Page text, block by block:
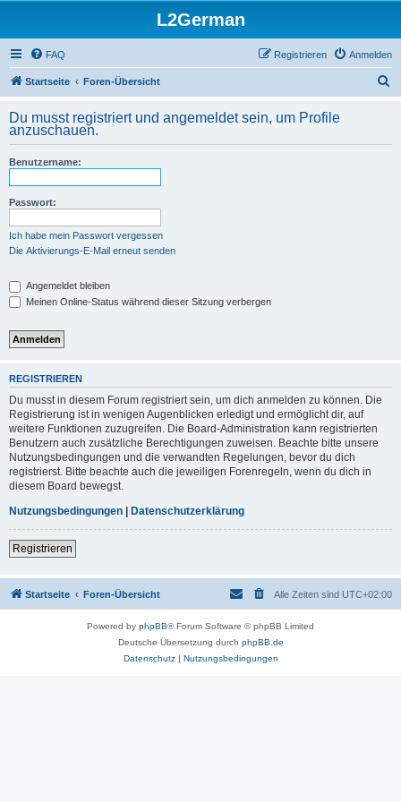
L2German
FAQ Anmelden
Registrieren
Startseite Foren-Übersicht
h
Du musst registriert und angemeldet sein, um Profile
anzuschauen.
Benutzername:
Passwort:
Ich habe mein Passwort vergessen
Die Aktivierungs-E-Mail erneut senden
Angemeldet bleiben
Meinen Online-Status während dieser Sitzung verbergen
REGISTRIEREN
Du musst in diesem Forum registriert sein, um dich anmelden zu können. Die
Registrierung ist in wenigen Augenblicken erledigt und ermöglicht dir, auf
weitere Funktionen zuzugreifen. Die Board-Administration kann registrierten
Benutzern auch zusätzliche Berechtigungen zuweisen. Beachte bitte unsere
Nutzungsbedingungen und die verwandten Regelungen, bevor du dich
registrierst. Bitte beachte auch die jeweiligen Forenregeln, wenn du dich in
diesem Board bewegst.
Nutzungsbedingungen | Datenschutzerklärung
Registrieren
Startseite Foren-Übersicht Alle Zeiten sind UTC+02:00
Powered by phpBB® Forum Software © phpBB Limited
Deutsche Übersetzung durch phpBB.de
Datenschutz| Nutzungsbedingungen